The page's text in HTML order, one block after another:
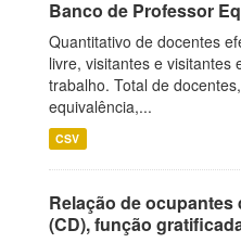
Banco de Professor
Quantitativo de docentes
livre, visitantes e visitantes
trabalho. Total de
equivalência,...
CSV
Relação de
(CD), função